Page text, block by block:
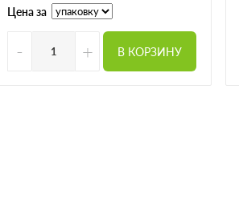
Цена за
- + В КОРЗИНУ